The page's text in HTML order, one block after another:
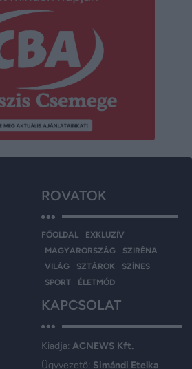
ROVATOK
FŐOLDAL
EXKLUZÍV
MAGYARORSZÁG
SZIRÉNA
VILÁG
SZTÁROK
SZÍNES
SPORT
ÉLETMÓD
KAPCSOLAT
Kiadja: ACNEWS Kft.
Ügyvezető: Simándi Etelka